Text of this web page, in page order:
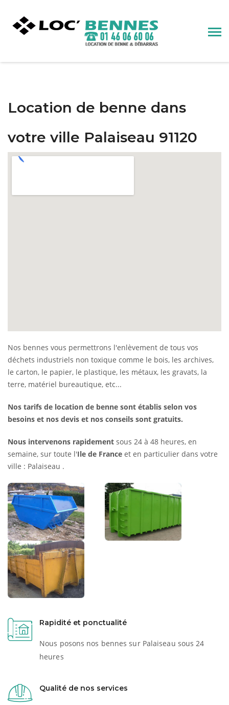
Location de benne dans
votre ville Palaiseau 91120
Nos bennes vous permettrons l'enlèvement de tous vos
déchets industriels non toxique comme le bois, les archives,
le carton, le papier, le plastique, les métaux, les gravats, la
terre, matériel bureautique, etc...
Nos tarifs de location de benne sont établis selon vos
besoins et nos devis et nos conseils sont gratuits.
Nous intervenons rapidement sous 24 à 48 heures, en
semaine, sur toute l'Ile de France et en particulier dans votre
ville : Palaiseau .
Rapidité et ponctualité
Nous posons nos bennes sur Palaiseau sous 24
heures
Qualité de nos services